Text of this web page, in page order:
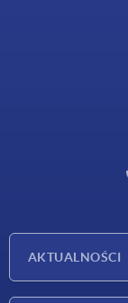
AKTUALNOŚCI